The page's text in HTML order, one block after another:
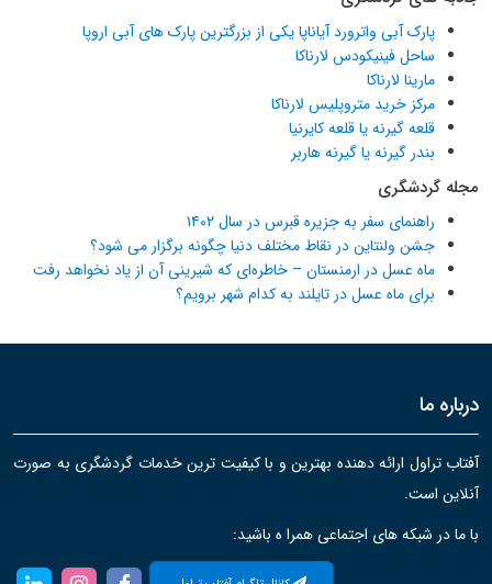
پارک آبی واترورد آیاناپا یکی از بزرگترین پارک های آبی اروپا
ساحل فینیکودس لارناکا
مارینا لارناکا
مرکز خرید متروپلیس لارناکا
قلعه گیرنه یا قلعه کایرنیا
بندر گیرنه یا گیرنه هاربر
مجله گردشگری
راهنمای سفر به جزیره قبرس در سال ۱۴۰۲
جشن ولنتاین در نقاط مختلف دنیا چگونه برگزار می شود؟
ماه عسل در ارمنستان – خاطره‌ای که شیرینی آن از یاد نخواهد رفت
برای ماه عسل در تایلند به کدام شهر برویم؟
درباره ما
آفتاب تراول ارائه دهنده بهترین و با کیفیت ترین خدمات گردشگری به صورت
آنلاین است.
با ما در شبکه های اجتماعی همرا ه باشید: